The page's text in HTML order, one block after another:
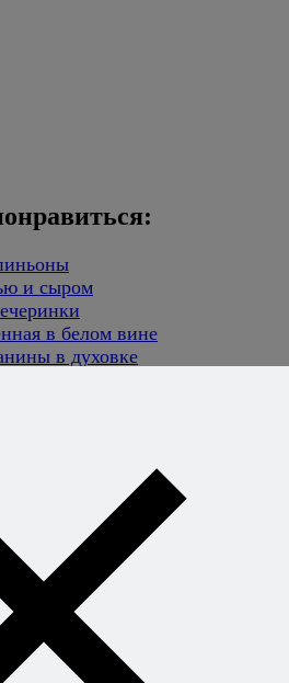
и сыром
в белом вине
в духовке
готовить без
рецептов -
уверенно и
легко?